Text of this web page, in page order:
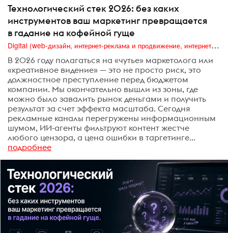
Технологический стек 2026: без каких
инструментов ваш маркетинг превращается
в гадание на кофейной гуще
Digital (web-дизайн, интернет-реклама и продвижение, интернет-сообщества и блоги, интернет-коммуникации, мобильный маркетинг, реклама на цифровых экранах)
В 2026 году полагаться на «чутье» маркетолога или
«креативное видение» — это не просто риск, это
должностное преступление перед бюджетом
компании. Мы окончательно вышли из зоны, где
можно было завалить рынок деньгами и получить
результат за счет эффекта масштаба. Сегодня
рекламные каналы перегружены информационным
шумом, ИИ-агенты фильтруют контент жестче
любого цензора, а цена ошибки в таргетинге...
подробнее